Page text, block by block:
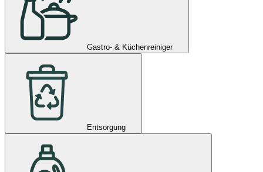
Gastro- & Küchenreiniger
Entsorgung